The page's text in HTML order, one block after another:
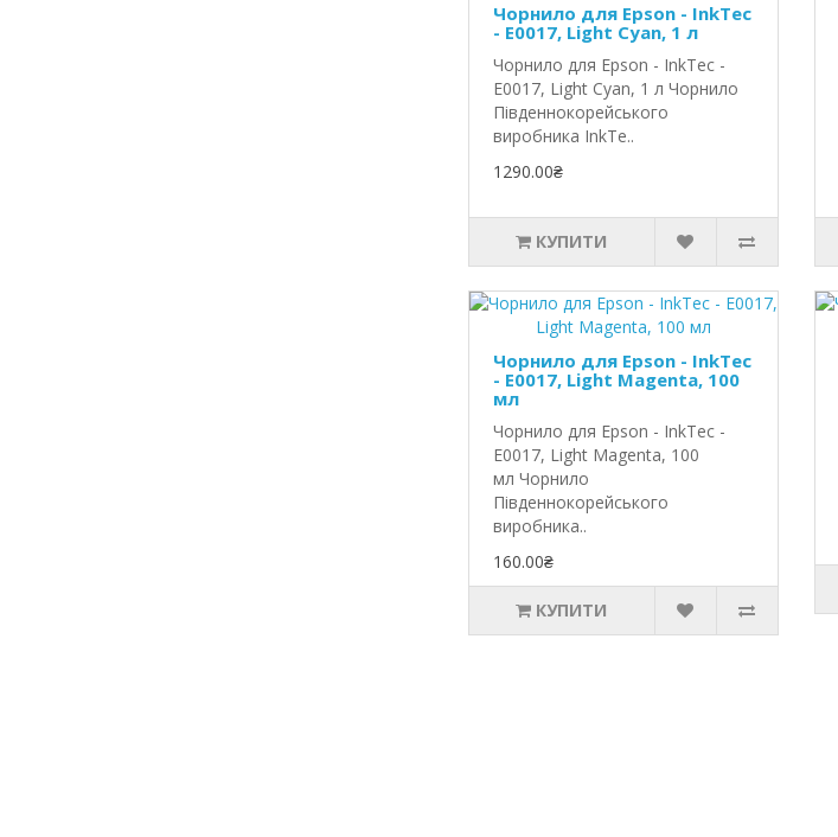
Чорнило для Epson - InkTec
- E0017, Light Cyan, 1 л
Чорнило для Epson - InkTec -
E0017, Light Cyan, 1 л Чорнило
Південнокорейського
виробника InkTe..
1290.00₴
КУПИТИ
Чорнило для Epson - InkTec
- E0017, Light Magenta, 100
мл
Чорнило для Epson - InkTec -
E0017, Light Magenta, 100
мл Чорнило
Південнокорейського
виробника..
160.00₴
КУПИТИ